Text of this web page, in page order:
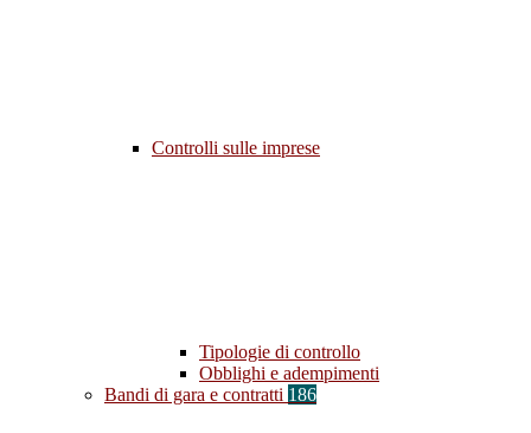
Controlli sulle imprese
Tipologie di controllo
Obblighi e adempimenti
Bandi di gara e contratti 186